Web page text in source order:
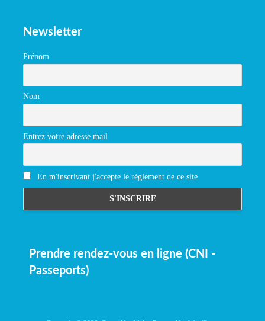
Newsletter
Prénom
Nom
Entrez votre adresse mail
En m'inscrivant j'accepte le réglement de ce site
Prendre rendez-vous en ligne (CNI -
Passeports)